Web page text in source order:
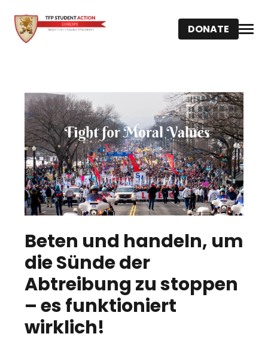
DONATE
Beten und handeln, um
die Sünde der
Abtreibung zu stoppen
– es funktioniert
wirklich!